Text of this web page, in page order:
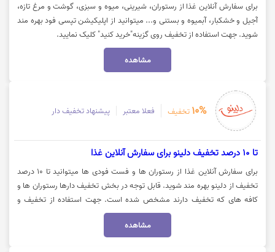
برای سفارش آنلاین غذا از رستوران، شیرینی، میوه و سبزی، گوشت و مرغ تازه،
آجیل و خشکبار، آبمیوه و بستنی و... میتوانید از اپلیکیشن تپسی فود بهره مند
شوید. جهت استفاده از تخفیف روی گزینه"خرید کنید" کلیک نمایید.
مشاهده
10% تخفیف فعلا معتبر پیشنهاد تخفیف دار
تا 10 درصد تخفیف دلینو برای سفارش آنلاین غذا
برای سفارش آنلاین غذا از رستوران ها و فست فودی ها میتوانید تا 10 درصد
تخفیف از دلینو بهره مند شوید. قابل توجه در بخش تخفیف دارها رستوران ها و
کافه های که تخفیف دارند مشخص شده است. جهت استفاده از تخفیف و
سفارش آنلاین روی گزینه "خرید کنید" کلیک نمایید.
مشاهده